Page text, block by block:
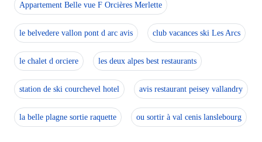
Appartement Belle vue F Orcières Merlette
le belvedere vallon pont d arc avis club vacances ski Les Arcs
le chalet d orciere les deux alpes best restaurants
station de ski courchevel hotel avis restaurant peisey vallandry
la belle plagne sortie raquette ou sortir à val cenis lanslebourg